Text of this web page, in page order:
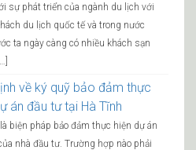
sự phát triển của ngành du lịch với
du lịch quốc tế và trong nước
ta ngày càng có nhiều khách sạn
về ký quỹ bảo đảm thực
án đầu tư tại Hà Tĩnh
biện pháp bảo đảm thực hiện dự án
nhà đầu tư. Trường hợp nào phải